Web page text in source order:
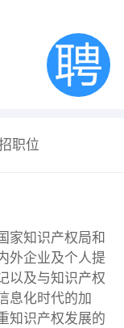
职位
家知识产权局和
外企业及个人提
以及与知识产权
息化时代的加
知识产权发展的